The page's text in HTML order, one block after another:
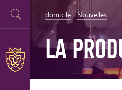
domicile Nouvelles
LA